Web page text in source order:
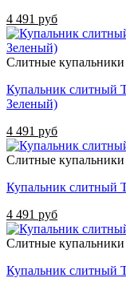
4 491 руб
Слитные купальники
Купальник слитный
Зеленый)
4 491 руб
Слитные купальники
Купальник слитный
4 491 руб
Слитные купальники
Купальник слитный